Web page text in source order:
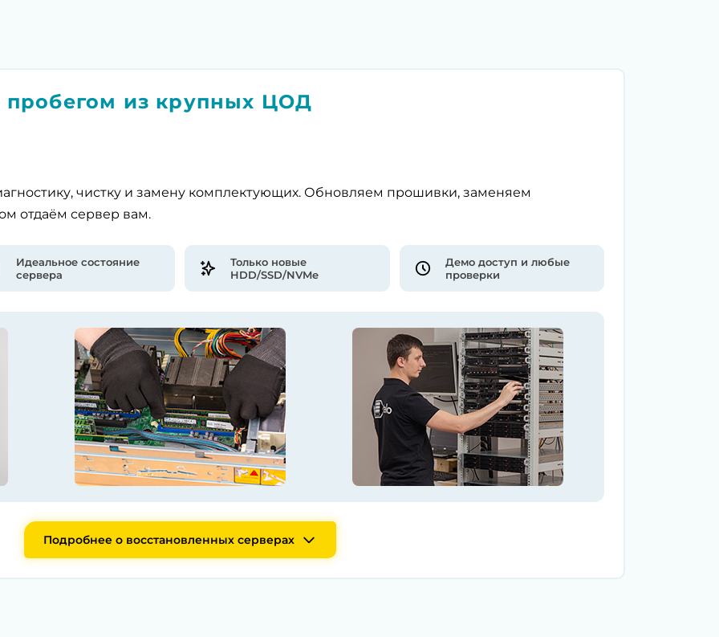
из крупных ЦОД
чистку и замену комплектующих. Обновляем прошивки, заменяем
отдаём сервер вам.
Идеальное состояние
сервера
Только новые
HDD/SSD/NVMe
Демо доступ и любые
проверки
Подробнее о восстановленных серверах